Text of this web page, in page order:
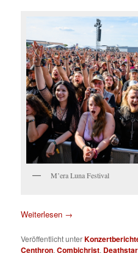
M’era Luna Festival
Weiterlesen →
Veröffentlicht unter
Centhron,Combichrist,